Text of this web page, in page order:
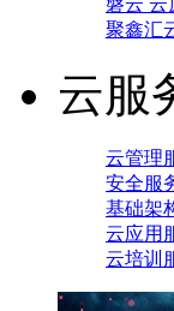
磐云 云
聚鑫汇
云服
云管理
安全服
基础架
云应用
云培训